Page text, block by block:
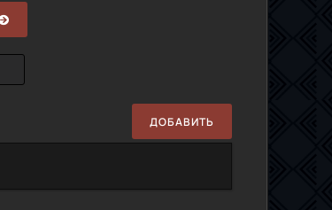
ДОБАВИТЬ